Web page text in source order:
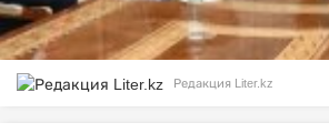
Редакция Liter.kz